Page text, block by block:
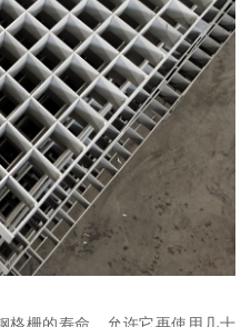
格栅的寿命，允许它再使用几十